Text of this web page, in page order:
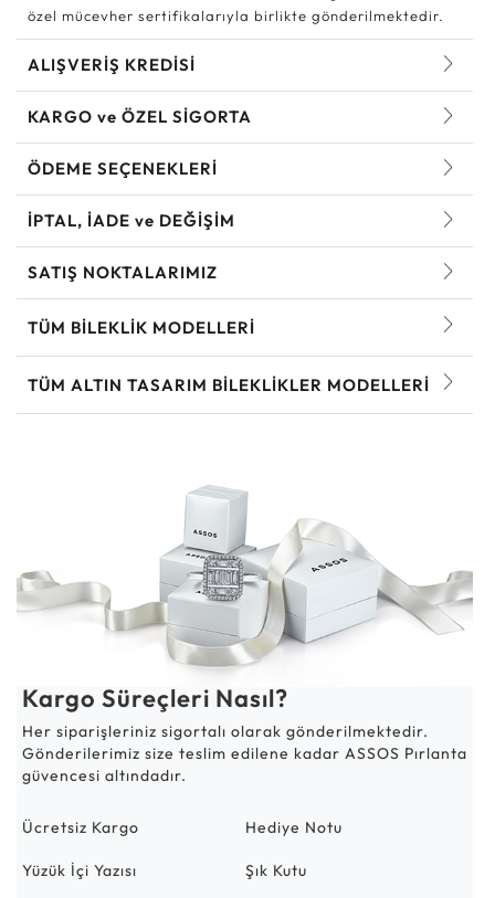
özel mücevher sertifikalarıyla birlikte gönderilmektedir.
ALIŞVERİŞ KREDİSİ
KARGO ve ÖZEL SİGORTA
ÖDEME SEÇENEKLERİ
İPTAL, İADE ve DEĞİŞİM
SATIŞ NOKTALARIMIZ
TÜM BILEKLIK MODELLERI
TÜM ALTIN TASARIM BILEKLIKLER MODELLERI
Kargo Süreçleri Nasıl?
Her siparişleriniz sigortalı olarak gönderilmektedir.
Gönderilerimiz size teslim edilene kadar ASSOS Pırlanta
güvencesi altındadır.
Ücretsiz Kargo Hediye Notu
Yüzük İçi Yazısı Şık Kutu